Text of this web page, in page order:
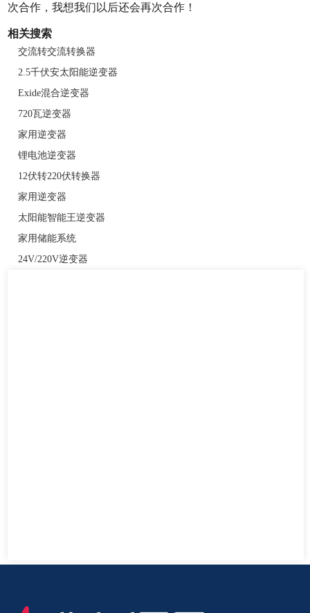
次合作，我想我们以后还会再次合作！
相关搜索
交流转交流转换器
2.5千伏安太阳能逆变器
Exide混合逆变器
720瓦逆变器
家用逆变器
锂电池逆变器
12伏转220伏转换器
家用逆变器
太阳能智能王逆变器
家用储能系统
24V/220V逆变器